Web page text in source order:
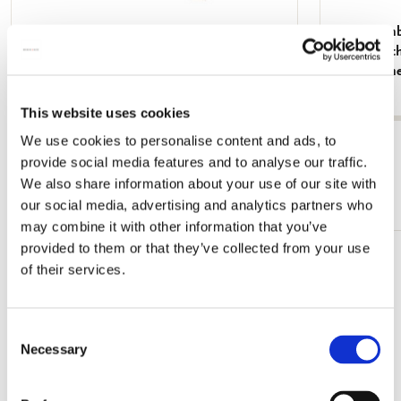
This website uses cookies
We use cookies to personalise content and ads, to
provide social media features and to analyse our traffic.
We also share information about your use of our site with
our social media, advertising and analytics partners who
may combine it with other information that you’ve
provided to them or that they’ve collected from your use
of their services.
Selection
Necessary
Beautiful Flowers, Ingrid Smuling
White
Alle anzeigen von Kartensets
Mehr von Kleine Kartensets